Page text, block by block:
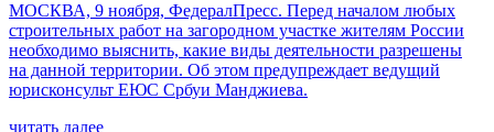
МОСКВА, 9 ноября, ФедералПресс. Перед началом любых
строительных работ на загородном участке жителям России
необходимо выяснить, какие виды деятельности разрешены
на данной территории. Об этом предупреждает ведущий
юрисконсульт ЕЮС Србуи Манджиева.
читать далее